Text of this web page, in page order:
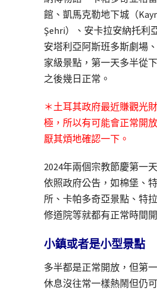
館、凱馬克勒地下城（
Şehri）、安卡拉安納托利
安塔利亞阿斯班多斯劇場
家級景點，第一天多半從
之後幾日正常。
＊土耳其政府最近賺觀光
極，所以有可能會正常開
厭其煩地確認一下。
2024年兩個宗教節慶第一
依照政府公告，如棉堡、
所、卡帕多奇亞景點、特
修道院等就都有正常時間
小鎮或者是小型景點
多半都是正常開放，但第
休息沒往常一樣熱鬧但仍